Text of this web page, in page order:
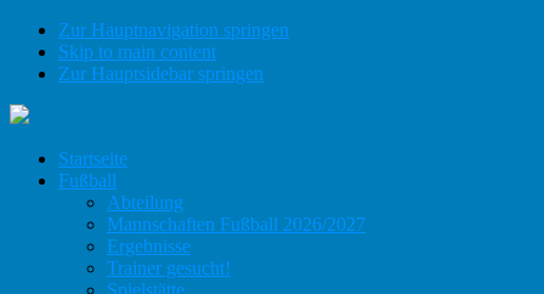
Zur Hauptnavigation springen
Skip to main content
Zur Hauptsidebar springen
Startseite
Fußball
Abteilung
Mannschaften Fußball 2026/2027
Ergebnisse
Trainer gesucht!
Spielstätte